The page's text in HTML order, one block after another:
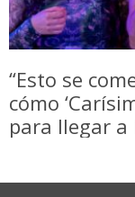
“Esto se
cómo
para llegar a